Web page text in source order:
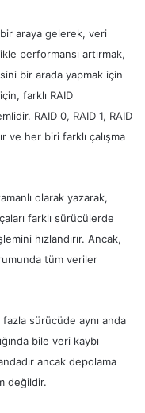
araya gelerek, veri
performansı artırmak,
bir arada yapmak için
için, farklı RAID
RAID 0, RAID 1, RAID
ve her biri farklı çalışma
olarak yazarak,
farklı sürücülerde
hızlandırır. Ancak,
tüm veriler
fazla sürücüde aynı anda
bile veri kaybı
ancak depolama
değildir.